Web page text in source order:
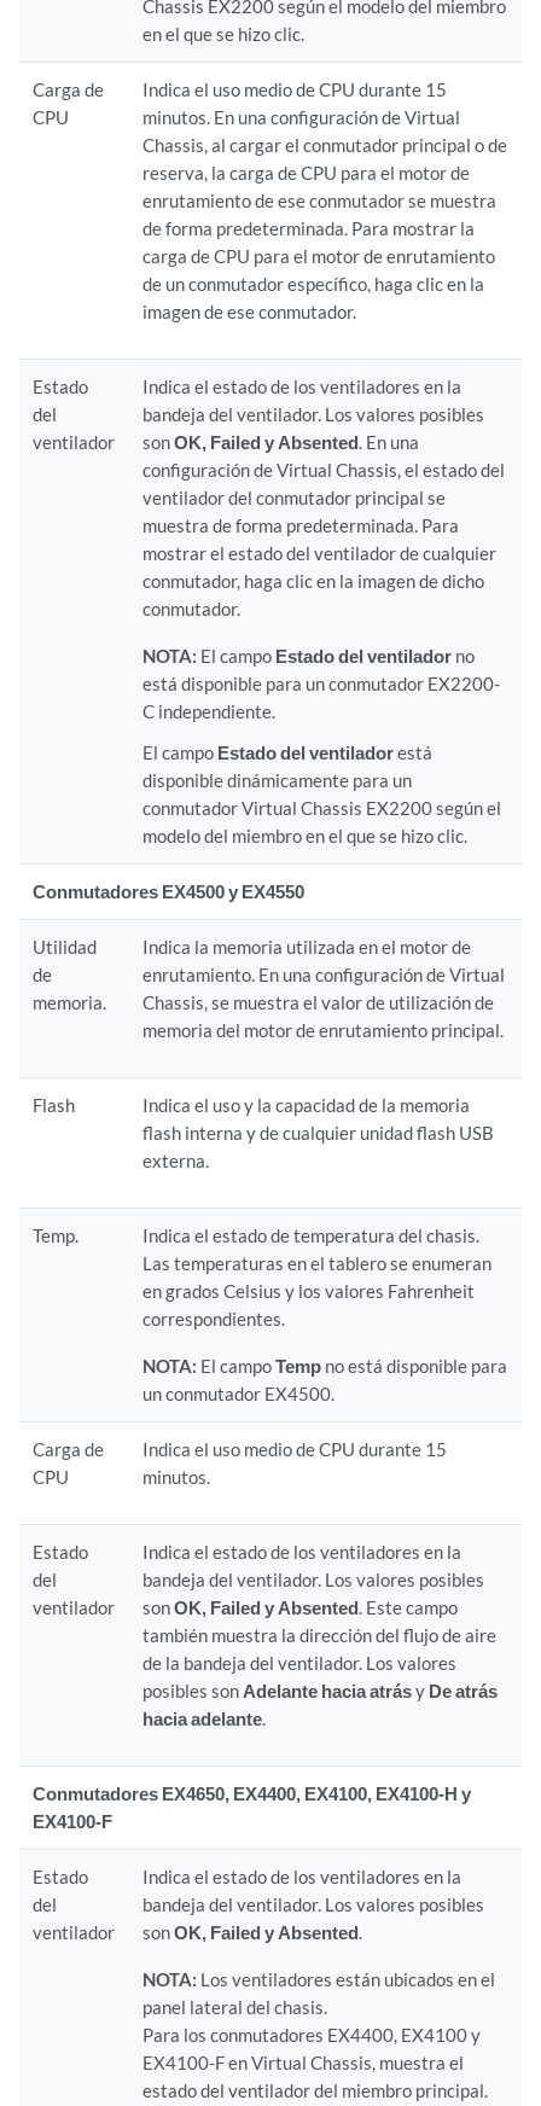
Chassis EX2200 según el modelo del miembro
en el que se hizo clic.
Carga de
CPU
Indica el uso medio de CPU durante 15
minutos. En una configuración de Virtual
Chassis, al cargar el conmutador principal o de
reserva, la carga de CPU para el motor de
enrutamiento de ese conmutador se muestra
de forma predeterminada. Para mostrar la
carga de CPU para el motor de enrutamiento
de un conmutador específico, haga clic en la
imagen de ese conmutador.
Estado
del
ventilador
Indica el estado de los ventiladores en la
bandeja del ventilador. Los valores posibles
sonOK, Failed y Absented. En una
configuración de Virtual Chassis, el estado del
ventilador del conmutador principal se
muestra de forma predeterminada. Para
mostrar el estado del ventilador de cualquier
conmutador, haga clic en la imagen de dicho
conmutador.
NOTA: El campo Estado del ventilador no
está disponible para un conmutador EX2200-
C independiente.
El campo Estado del ventiladorestá
disponible dinámicamente para un
conmutador Virtual Chassis EX2200 según el
modelo del miembro en el que se hizo clic.
Conmutadores EX4500 y EX4550
Utilidad
de
memoria.
Indica la memoria utilizada en el motor de
enrutamiento. En una configuración de Virtual
Chassis, se muestra el valor de utilización de
memoria del motor de enrutamiento principal.
Flash
Indica el uso y la capacidad de la memoria
flash interna y de cualquier unidad flash USB
externa.
Temp.
Indica el estado de temperatura del chasis.
Las temperaturas en el tablero se enumeran
en grados Celsius y los valores Fahrenheit
correspondientes.
NOTA: El campoTemp no está disponible para
un conmutador EX4500.
Carga de
CPU
Indica el uso medio de CPU durante 15
minutos.
Estado
del
ventilador
Indica el estado de los ventiladores en la
bandeja del ventilador. Los valores posibles
sonOK, Failed y Absented. Este campo
también muestra la dirección del flujo de aire
de la bandeja del ventilador. Los valores
posibles son Adelante hacia atrásy De atrás
hacia adelante.
Conmutadores EX4650, EX4400, EX4100, EX4100-H y
EX4100-F
Estado
del
ventilador
Indica el estado de los ventiladores en la
bandeja del ventilador. Los valores posibles
sonOK, Failed y Absented.
NOTA: Los ventiladores están ubicados en el
panel lateral del chasis.
Para los conmutadores EX4400, EX4100 y
EX4100-F en Virtual Chassis, muestra el
estado del ventilador del miembro principal.